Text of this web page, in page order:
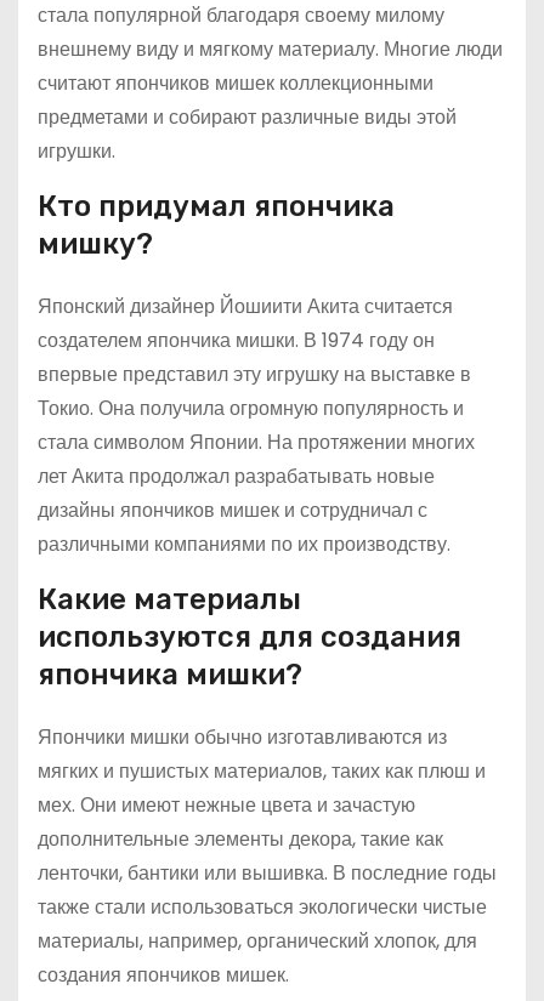
стала популярной благодаря своему милому
внешнему виду и мягкому материалу. Многие люди
считают япончиков мишек коллекционными
предметами и собирают различные виды этой
игрушки.
Кто придумал япончика
мишку?
Японский дизайнер Йошиити Акита считается
создателем япончика мишки. В 1974 году он
впервые представил эту игрушку на выставке в
Токио. Она получила огромную популярность и
стала символом Японии. На протяжении многих
лет Акита продолжал разрабатывать новые
дизайны япончиков мишек и сотрудничал с
различными компаниями по их производству.
Какие материалы
используются для создания
япончика мишки?
Япончики мишки обычно изготавливаются из
мягких и пушистых материалов, таких как плюш и
мех. Они имеют нежные цвета и зачастую
дополнительные элементы декора, такие как
ленточки, бантики или вышивка. В последние годы
также стали использоваться экологически чистые
материалы, например, органический хлопок, для
создания япончиков мишек.